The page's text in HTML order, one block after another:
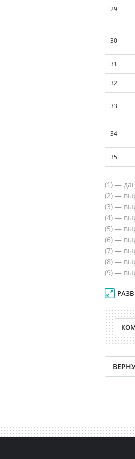
29
30
31
32
33
34
35
(1) —
(2) —
(3) —
(4) —
(5) —
(6) —
(7) —
(8) —
(9) —